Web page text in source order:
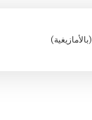
(بالأمازيغية)